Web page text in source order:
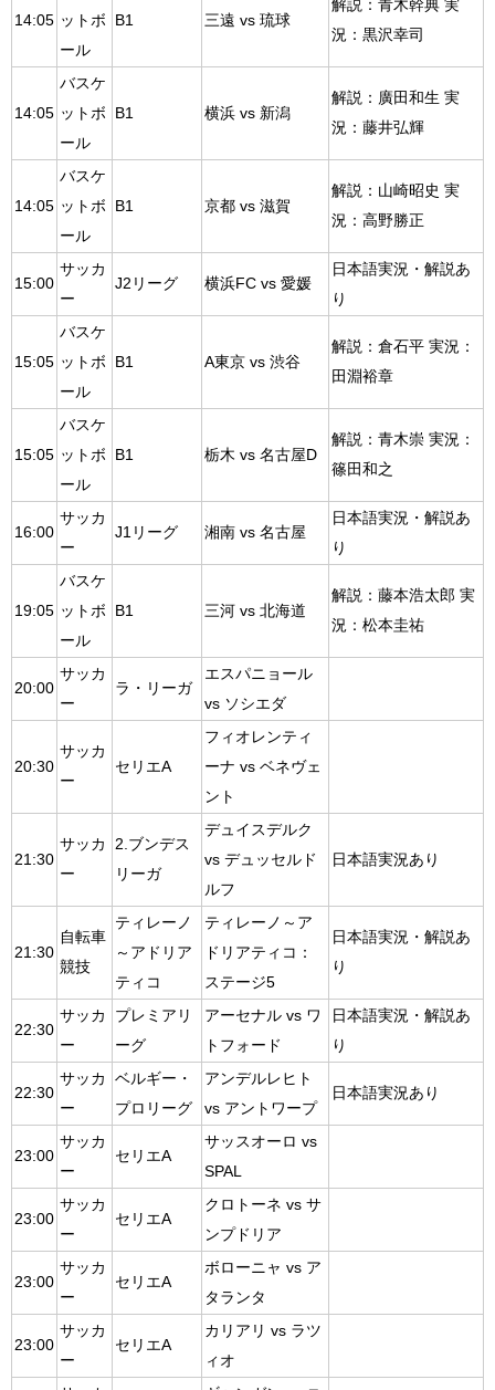
14:05 ットボ
ール
B1 三遠 vs 琉球
解説：青木幹典 実
況：黒沢幸司
14:05
バスケ
ットボ
ール
B1 横浜 vs 新潟
解説：廣田和生 実
況：藤井弘輝
14:05
バスケ
ットボ
ール
B1 京都 vs 滋賀
解説：山崎昭史 実
況：高野勝正
15:00
サッカ
ー
J2リーグ 横浜FC vs 愛媛
日本語実況・解説あ
り
15:05
バスケ
ットボ
ール
B1 A東京 vs 渋谷
解説：倉石平 実況：
田淵裕章
15:05
バスケ
ットボ
ール
B1 栃木 vs 名古屋D
解説：青木崇 実況：
篠田和之
16:00
サッカ
ー
J1リーグ 湘南 vs 名古屋
日本語実況・解説あ
り
19:05
バスケ
ットボ
ール
B1 三河 vs 北海道
解説：藤本浩太郎 実
況：松本圭祐
20:00
サッカ
ー
ラ・リーガ
エスパニョール
vs ソシエダ
20:30
サッカ
ー
セリエA
フィオレンティ
ーナ vs ベネヴェ
ント
21:30
サッカ
ー
2.ブンデス
リーガ
デュイスデルク
vs デュッセルド
ルフ
日本語実況あり
21:30
自転車
競技
ティレーノ
～アドリア
ティコ
ティレーノ～ア
ドリアティコ：
ステージ5
日本語実況・解説あ
り
22:30
サッカ
ー
プレミアリ
ーグ
アーセナル vs ワ
トフォード
日本語実況・解説あ
り
22:30
サッカ
ー
ベルギー・
プロリーグ
アンデルレヒト
vs アントワープ
日本語実況あり
23:00
サッカ
ー
セリエA
サッスオーロ vs
SPAL
23:00
サッカ
ー
セリエA
クロトーネ vs サ
ンプドリア
23:00
サッカ
ー
セリエA
ボローニャ vs ア
タランタ
23:00
サッカ
ー
セリエA
カリアリ vs ラツ
ィオ